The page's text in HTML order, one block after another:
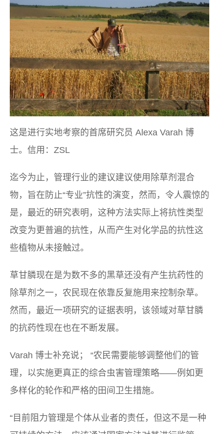
这是进行实地考察的首席研究员 Alexa Varah 博
士。信用：ZSL
迄今为止，管理行业的建议建议使用除草剂混合
物，旨在防止“专业”抗性的演变，然而，令人震惊的
是，最近的研究表明，这种方法实际上将抗性类型
改变为更普遍的抗性，从而产生对化学品的抗性这
些植物从未接触过。
草甘膦现在是为数不多的黑草还没有产生抗药性的
除草剂之一，农民现在依靠反复施用来控制杂草。
然而，最近一项研究的证据表明，该领域对草甘膦
的抗药性现在也在不断发展。
Varah 博士补充说； “农民需要能够调整他们的管
理，以实施更真正的综合虫害管理策略——例如更
多样化的轮作和严格的田间卫生措施。
“目前阻力管理是个体从业者的责任，但这不是一种